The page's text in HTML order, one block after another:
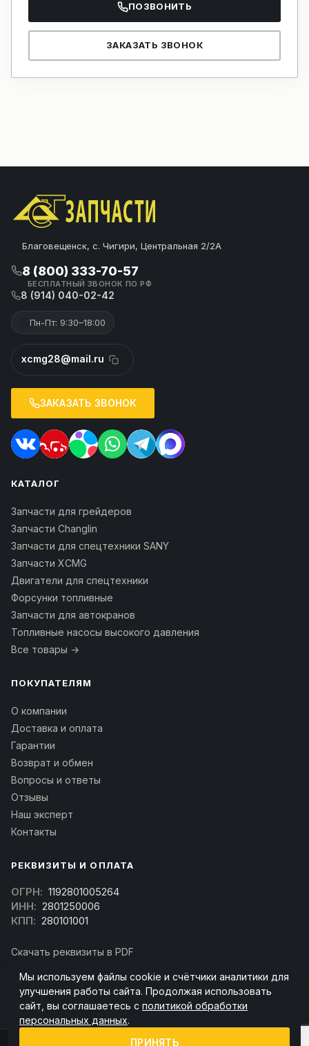
ПОЗВОНИТЬ
ЗАКАЗАТЬ ЗВОНОК
Благовещенск, с. Чигири, Центральная 2/2А
8 (800) 333-70-57
БЕСПЛАТНЫЙ ЗВОНОК ПО РФ
8 (914) 040-02-42
Пн-Пт: 9:30–18:00
xcmg28@mail.ru
ЗАКАЗАТЬ ЗВОНОК
КАТАЛОГ
Запчасти для грейдеров
Запчасти Changlin
Запчасти для спецтехники SANY
Запчасти XCMG
Двигатели для спецтехники
Форсунки топливные
Запчасти для автокранов
Топливные насосы высокого давления
Все товары →
ПОКУПАТЕЛЯМ
О компании
Доставка и оплата
Гарантии
Возврат и обмен
Вопросы и ответы
Отзывы
Наш эксперт
Контакты
РЕКВИЗИТЫ И ОПЛАТА
ОГРН: 1192801005264
ИНН: 2801250006
КПП: 280101001
Скачать реквизиты в PDF
(Скачать договор)
Мы используем файлы cookie и счётчики аналитики для
улучшения работы сайта. Продолжая использовать
сайт, вы соглашаетесь с политикой обработки
персональных данных.
ПРИНЯТЬ